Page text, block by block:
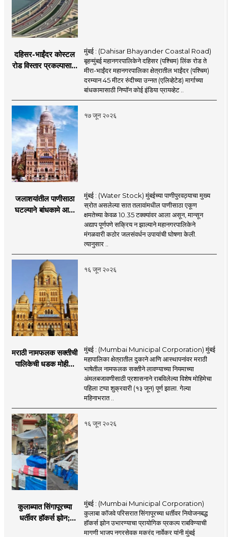
दहिसर-भाईंदर कोस्टल
रोड विस्तार प्रकल्पासाठी
मंजुरीची प्रतीक्षा
मुंबई : (Dahisar Bhayander Coastal Road)
बृहन्मुंबई महानगरपालिकेने दहिसर (पश्चिम) लिंक रोड ते
मीरा-भाईंदर महानगरपालिका क्षेत्रातील भाईंदर (पश्चिम)
दरम्यान 45 मीटर रुंदीच्या उन्नत (एलिव्हेटेड) मार्गाच्या
बांधकामासाठी निप्पॉन कोई इंडिया प्रायव्हेट ..
१७ जून २०२६
जलाशयांतील पाणीसाठा
घटल्याने बांधकामे आणि
निर्बंध
मुंबई : (Water Stock) मुंबईच्या पाणीपुरवठ्याचा मुख्य
स्रोत असलेल्या सात तलावांमधील पाणीसाठा एकूण
क्षमतेच्या केवळ 10.35 टक्क्यांवर आला असून, मान्सून
अद्याप पूर्णपणे सक्रिय न झाल्याने महानगरपालिकेने
मंगळवारी कठोर जलसंवर्धन उपायांची घोषणा केली.
त्यानुसार ..
१६ जून २०२६
मराठी नामफलक सक्तीची
पालिकेची धडक मोहीम;
मुंबई : (Mumbai Municipal Corporation) मुंबई
महापालिका क्षेत्रातील दुकाने आणि आस्थापनांवर मराठी
भाषेतील नामफलक सक्तीने लावण्याच्या नियमाच्या
अंमलबजावणीसाठी प्रशासनाने राबविलेल्या विशेष मोहिमेचा
पहिला टप्पा शुक्रवारी (१३ जून) पूर्ण झाला. गेल्या
महिनाभरात ..
१६ जून २०२६
कुलाब्यात सिंगापूरच्या
धर्तीवर हॉकर्स झोन;
मुंबई : (Mumbai Municipal Corporation)
कुलाबा कॉजवे परिसरात सिंगापूरच्या धर्तीवर नियोजनबद्ध
हॉकर्स झोन उभारण्याचा प्रायोगिक प्रकल्प राबविण्याची
मागणी भाजप नगरसेवक मकरंद नार्वेकर यांनी मुंबई